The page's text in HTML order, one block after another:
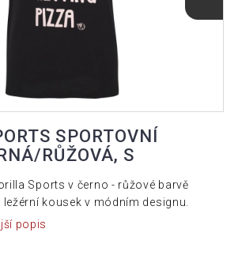
SPORTOVNÍ
RŮŽOVÁ, S
Sports v černo - růžové barvě
kousek v módním designu.
popis